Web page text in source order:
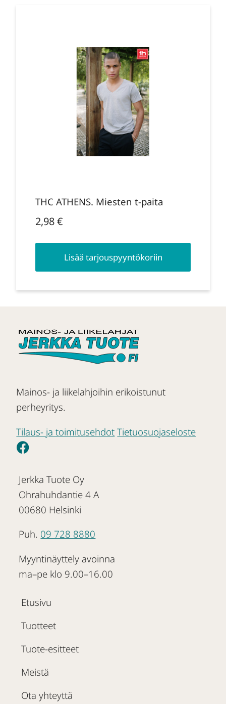
THC ATHENS. Miesten t-paita
2,98€
Lisää tarjouspyyntökoriin
Mainos- ja liikelahjoihin erikoistunut
perheyritys.
Tilaus- ja toimitusehdot Tietuosuojaseloste
Jerkka Tuote Oy
Ohrahuhdantie 4 A
00680 Helsinki
Puh. 09 728 8880
Myyntinäyttely avoinna
ma–pe klo 9.00–16.00
Etusivu
Tuotteet
Tuote-esitteet
Meistä
Ota yhteyttä